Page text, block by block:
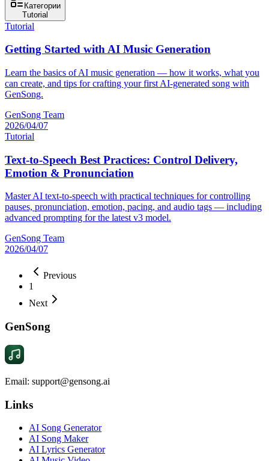
Категории
Tutorial
Tutorial
Getting Started with AI Music Generation
Learn the basics of AI music generation — how it works, what you
can create, and tips for crafting your first AI-generated song with
GenSong.
GenSong Team
2026/04/07
Tutorial
Text-to-Speech Best Practices: Control Delivery,
Emotion & Pronunciation
Master AI text-to-speech with practical techniques for controlling
pauses, pronunciation, emotion, pacing, and audio tags — including
advanced prompting for the latest v3 model.
GenSong Team
2026/04/07
Previous
1
Next
GenSong
Email: support@gensong.ai
Links
AI Song Generator
AI Song Maker
AI Lyrics Generator